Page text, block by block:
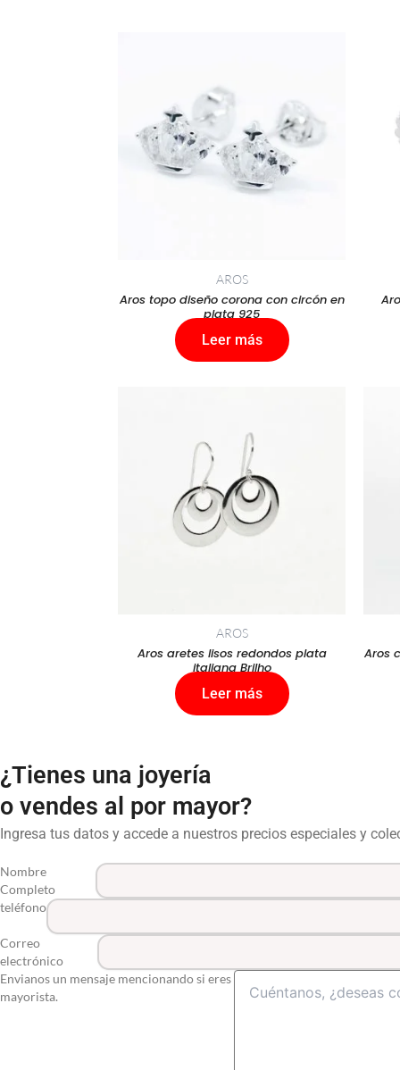
AROS
Aros topo diseño corona con circón en
plata 925
Leer más
AROS
Aros aretes lisos redondos plata
italiana Brilho
Leer más
Aros
¿Tienes una joyería
o vendes al por mayor?
Ingresa tus datos y accede a nuestros precios especiales y
Nombre
Completo
teléfono
Correo
electrónico
Envianos un mensaje mencionando si eres
mayorista.